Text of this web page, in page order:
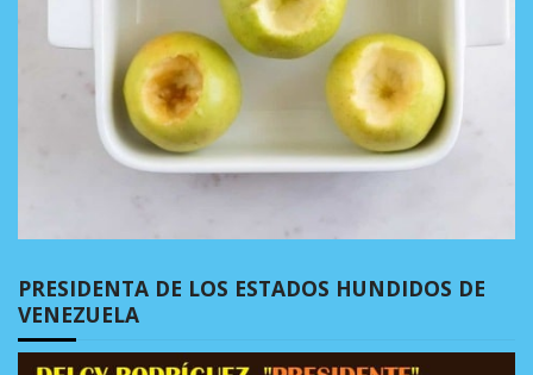
PRESIDENTA DE LOS ESTADOS HUNDIDOS DE
VENEZUELA